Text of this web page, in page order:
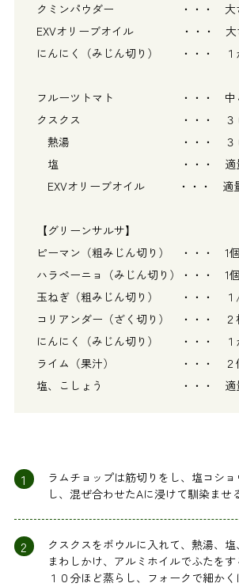
クミンパウダー ・・・ 大さ
EXVオリーブオイル ・・・ 大
にんにく（みじん切り） ・・・ １
フルーツトマト ・・・ 中
クスクス ・・・ ３０
熱湯 ・・・ ３００
塩 ・・・ 適
EXVオリーブオイル ・・・ 適
【グリーンサルサ】
ピーマン（粗みじん切り） ・・・ 1個
ハラペーニョ（みじん切り）・・・ 1個
玉ねぎ（粗みじん切り） ・・・ １
コリアンダー（ざく切り） ・・・ ２
にんにく（みじん切り） ・・・ １
ライム（果汁） ・・・ ２
塩、こしょう ・・・ 適
1
ラムチョップは筋切りをし、塩コシ
し、混ぜ合わせたAに浸けて馴染ませ
2
クスクスをボウルに入れて、熱湯、
まわしかけ、アルミホイルでふたをす
１０分ほど蒸らし、フォークで細かく